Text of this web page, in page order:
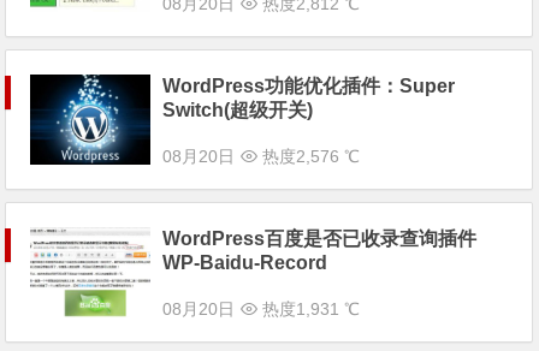
WordPress功能优化插件：Super
Switch(超级开关)
08月20日 热度2,576 ℃
WordPress百度是否已收录查询插件
WP-Baidu-Record
08月20日 热度1,931 ℃